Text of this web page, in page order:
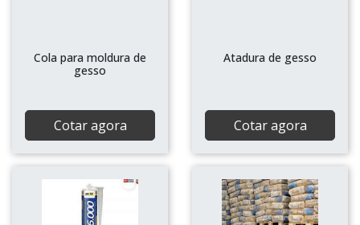
Cola para moldura de
gesso
Cotar agora
Atadura de gesso
Cotar agora